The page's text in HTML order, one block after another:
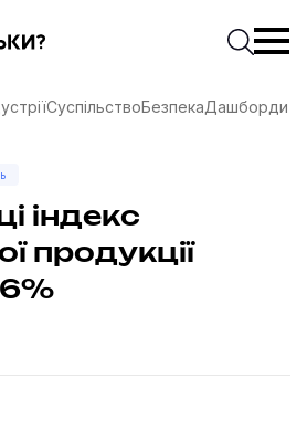
Медіа про суспільні даніПочати
СуспільствоБезпекаДашборди
індекс
продукції